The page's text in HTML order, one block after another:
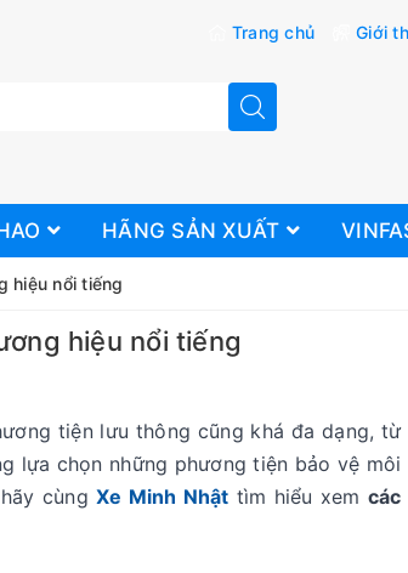
Trang chủ Giới
HÃNG SẢN XUẤT
hiệu nổi tiếng
hiệu nổi tiếng
tiện lưu thông cũng khá đa dạng, từ
lựa chọn những phương tiện bảo vệ môi
cùng Xe Minh Nhật tìm hiểu xem các